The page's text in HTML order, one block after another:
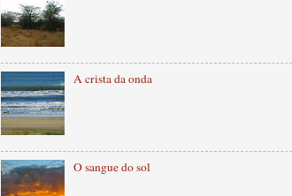
A crista da onda
O sangue do sol